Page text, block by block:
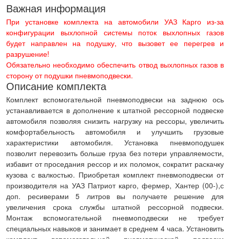
Важная информация
При установке комплекта на автомобили УАЗ Карго из-за
конфигурации выхлопной системы поток выхлопных газов
будет направлен на подушку, что вызовет ее перегрев и
разрушение!
Обязательно необходимо обеспечить отвод выхлопных газов в
сторону от подушки пневмоподвески.
Описание комплекта
Комплект вспомогательной пневмоподвески на заднюю ось
устанавливается в дополнение к штатной рессорной подвеске
автомобиля позволяя снизить нагрузку на рессоры, увеличить
комфортабельность автомобиля и улучшить грузовые
характеристики автомобиля. Установка пневмоподушек
позволит перевозить больше груза без потери управляемости,
избавит от проседания рессор и их поломок, сократит раскачку
кузова с валкостью. Приобретая комплект пневмоподвески от
производителя на УАЗ Патриот карго, фермер, Хантер (00-),с
доп. ресиверами 5 литров вы получаете решение для
увеличения срока службы штатной рессорной подвески.
Монтаж вспомогательной пневмоподвески не требует
специальных навыков и занимает в среднем 4 часа. Установить